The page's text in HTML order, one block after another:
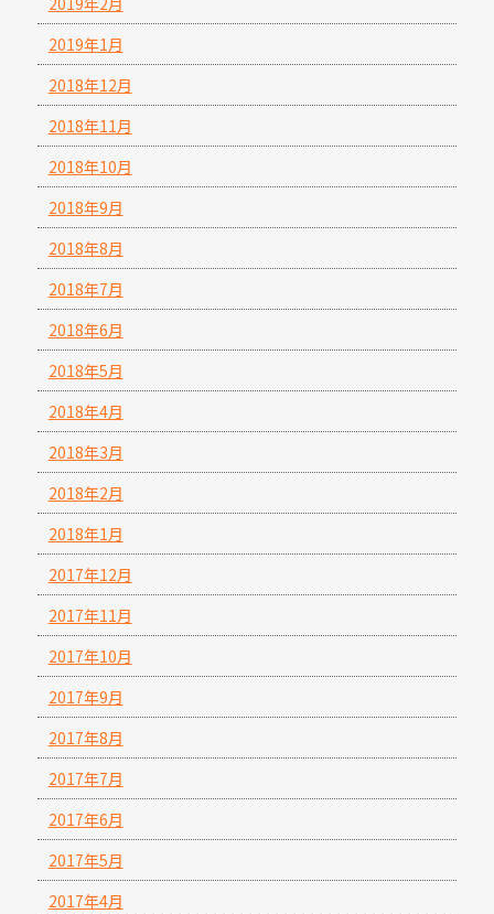
2019年1月
2018年12月
2018年11月
2018年10月
2018年9月
2018年8月
2018年7月
2018年6月
2018年5月
2018年4月
2018年3月
2018年2月
2018年1月
2017年12月
2017年11月
2017年10月
2017年9月
2017年8月
2017年7月
2017年6月
2017年5月
2017年4月